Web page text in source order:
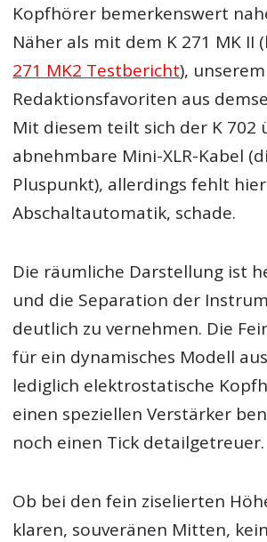
Kopfhörer bemerkenswert
Näher als mit dem K 271 MK II
271 MK2 Testbericht),
Redaktionsfavoriten aus
Mit diesem teilt sich der K 702
abnehmbare Mini-XLR-Kabel
Pluspunkt), allerdings fehlt
Abschaltautomatik, schade.
Die räumliche Darstellung ist
und die Separation der
deutlich zu vernehmen. Die
für ein dynamisches Modell
lediglich elektrostatische
einen speziellen Verstärker
noch einen Tick detailgetreuer.
Ob bei den fein ziselierten
klaren, souveränen Mitten,